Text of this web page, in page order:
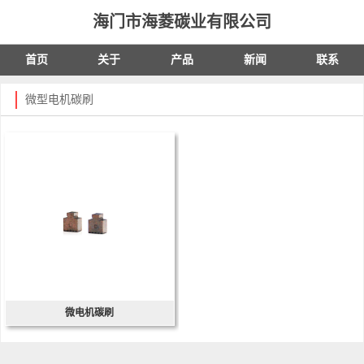
海门市海菱碳业有限公司
首页 关于 产品 新闻 联系
微型电机碳刷
微电机碳刷